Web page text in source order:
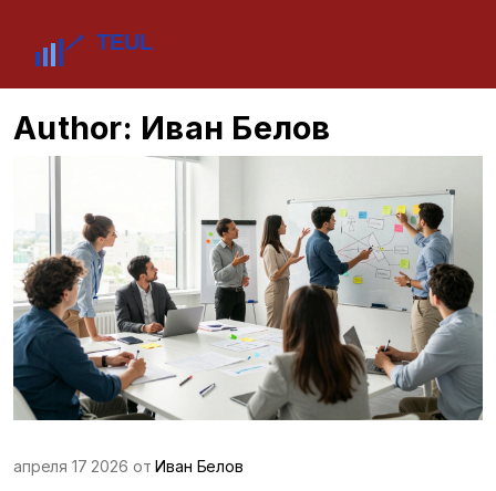
Author: Иван Белов
апреля 17 2026 отИван Белов